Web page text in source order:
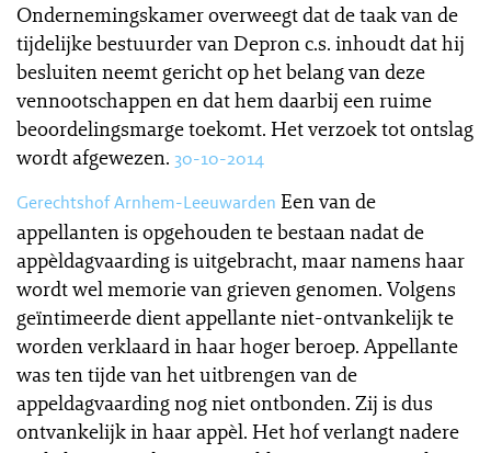
Ondernemingskamer overweegt dat de taak van de
tijdelijke bestuurder van Depron c.s. inhoudt dat hij
besluiten neemt gericht op het belang van deze
vennootschappen en dat hem daarbij een ruime
beoordelingsmarge toekomt. Het verzoek tot ontslag
wordt afgewezen. 30-10-2014
Gerechtshof Arnhem-Leeuwarden Een van de
appellanten is opgehouden te bestaan nadat de
appèldagvaarding is uitgebracht, maar namens haar
wordt wel memorie van grieven genomen. Volgens
geïntimeerde dient appellante niet-ontvankelijk te
worden verklaard in haar hoger beroep. Appellante
was ten tijde van het uitbrengen van de
appeldagvaarding nog niet ontbonden. Zij is dus
ontvankelijk in haar appèl. Het hof verlangt nadere